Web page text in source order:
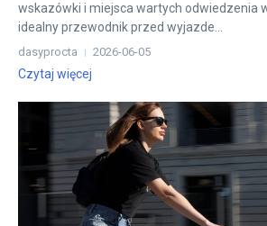
wskazówki i miejsca wartych odwiedzenia
idealny przewodnik przed wyjazde...
dasyprocta 2026-06-05
Czytaj więcej